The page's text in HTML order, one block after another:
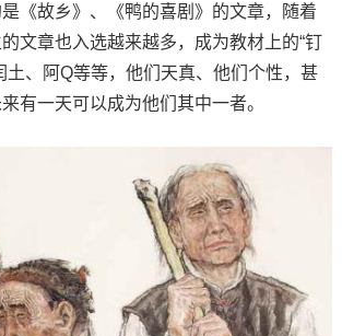
《故乡》、《鸭的喜剧》的文章，随着
文章也入选越来越多，成为教材上的“钉
土、阿Q等等，他们天真、他们个性，甚
有一天可以成为他们其中一者。